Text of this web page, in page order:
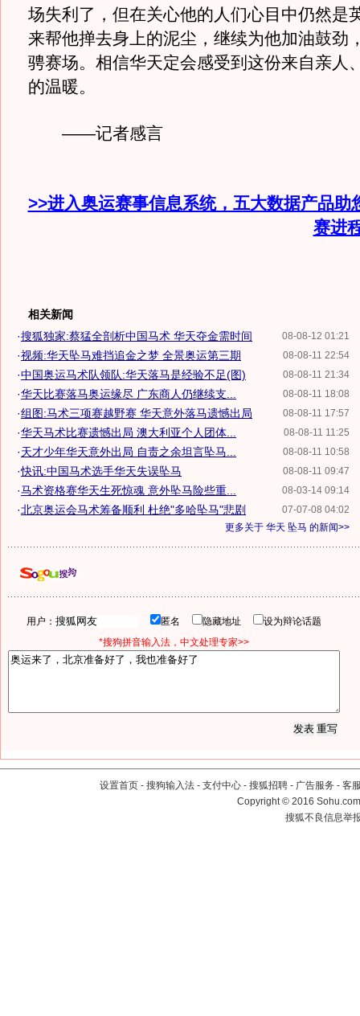
场失利了，但在关心他的人们心目中仍然是
来帮他掸去身上的泥尘，继续为他加油鼓劲
骋赛场。相信华天定会感受到这份来自亲人
的温暖。
——记者感言
>>进入奥运赛事信息系统，五大数据产品助
赛进
相关新闻
08-08-12 01:21
·搜狐独家:蔡猛全剖析中国马术 华天夺金需时间
08-08-11 22:54
·视频:华天坠马难挡追金之梦 全景奥运第三期
08-08-11 21:34
·中国奥运马术队领队:华天落马是经验不足(图)
08-08-11 18:08
·华天比赛落马奥运缘尽 广东商人仍继续支...
08-08-11 17:57
·组图:马术三项赛越野赛 华天意外落马遗憾出局
08-08-11 11:25
·华天马术比赛遗憾出局 澳大利亚个人团体...
08-08-11 10:58
·天才少年华天意外出局 自责之余坦言坠马...
08-08-11 09:47
·快讯:中国马术选手华天失误坠马
08-03-14 09:14
·马术资格赛华天生死惊魂 意外坠马险些重...
07-07-08 04:02
·北京奥运会马术筹备顺利 杜绝"多哈坠马"悲剧
更多关于 华天 坠马 的新闻>>
用户： 匿名 隐藏地址
设为辩论话题
*搜狗拼音输入法，中文处理专家>>
设置首页 - 搜狗输入法 - 支付中心 - 搜狐招聘 - 广告服务 - 客
Copyright©2016
搜狐不良信息举